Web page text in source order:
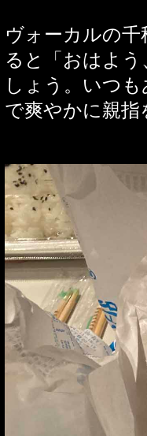
ヴォーカルの
ると「おはよ
しょう。いつ
で爽やかに親指